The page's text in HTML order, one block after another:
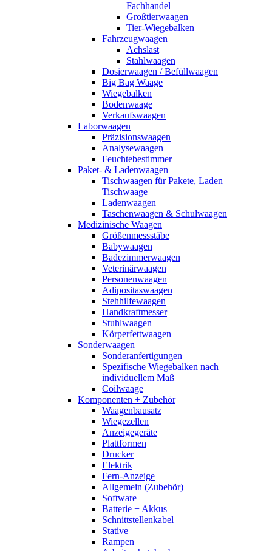
Fachhandel
Großtierwaagen
Tier-Wiegebalken
Fahrzeugwaagen
Achslast
Stahlwaagen
Dosierwaagen / Befüllwaagen
Big Bag Waage
Wiegebalken
Bodenwaage
Verkaufswaagen
Laborwaagen
Präzisionswaagen
Analysewaagen
Feuchtebestimmer
Paket- & Ladenwaagen
Tischwaagen für Pakete, Laden
Tischwaage
Ladenwaagen
Taschenwaagen & Schulwaagen
Medizinische Waagen
Größenmessstäbe
Babywaagen
Badezimmerwaagen
Veterinärwaagen
Personenwaagen
Adipositaswaagen
Stehhilfewaagen
Handkraftmesser
Stuhlwaagen
Körperfettwaagen
Sonderwaagen
Sonderanfertigungen
Spezifische Wiegebalken nach
individuellem Maß
Coilwaage
Komponenten + Zubehör
Waagenbausatz
Wiegezellen
Anzeigegeräte
Plattformen
Drucker
Elektrik
Fern-Anzeige
Allgemein (Zubehör)
Software
Batterie + Akkus
Schnittstellenkabel
Stative
Rampen